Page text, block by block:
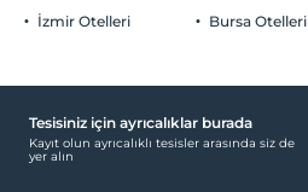
İzmir Otelleri Bursa Otelleri
Tesisiniz için ayrıcalıklar burada
Kayıt olun ayrıcalıklı tesisler arasında siz de
yer alın